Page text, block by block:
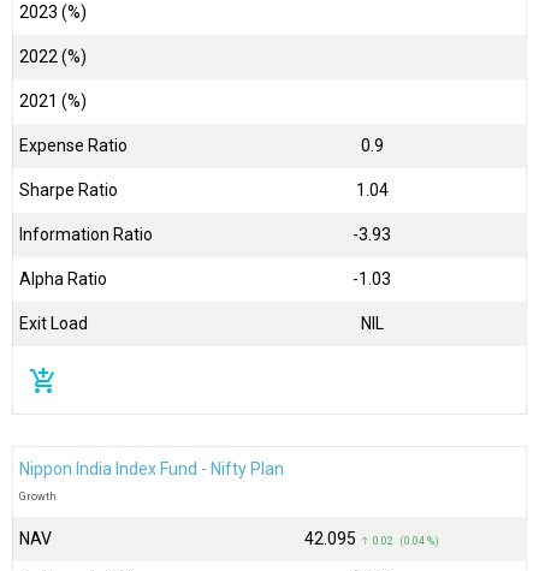
2023 (%)
2022 (%)
2021 (%)
Expense Ratio 0.9
Sharpe Ratio 1.04
Information Ratio -3.93
Alpha Ratio -1.03
Exit Load NIL
add_shopping_cart
Nippon India Index Fund - Nifty Plan
Growth
NAV ₹42.095 ↑ 0.02 (0.04 %)